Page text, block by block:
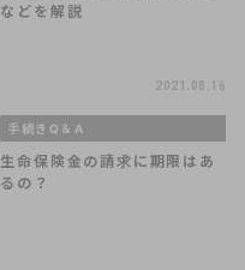
などを解説
2021.08.16
手続きQ＆A
生命保険金の請求に期限はあ
るの？